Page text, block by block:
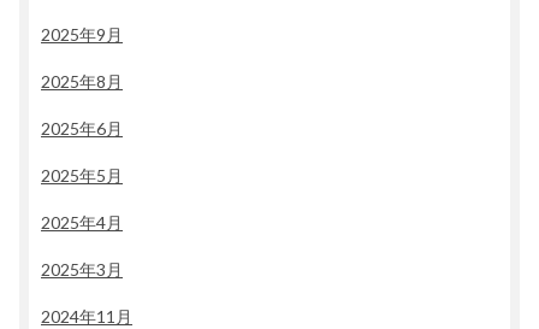
2025年9月
2025年8月
2025年6月
2025年5月
2025年4月
2025年3月
2024年11月